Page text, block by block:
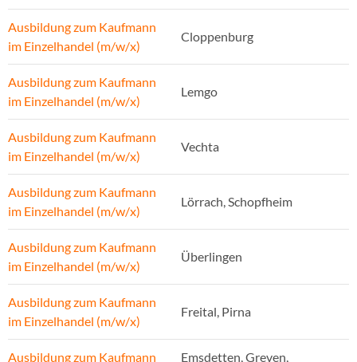
Ausbildung zum Kaufmann
im Einzelhandel (m/w/x)
Cloppenburg
Ausbildung zum Kaufmann
im Einzelhandel (m/w/x)
Lemgo
Ausbildung zum Kaufmann
im Einzelhandel (m/w/x)
Vechta
Ausbildung zum Kaufmann
im Einzelhandel (m/w/x)
Lörrach, Schopfheim
Ausbildung zum Kaufmann
im Einzelhandel (m/w/x)
Überlingen
Ausbildung zum Kaufmann
im Einzelhandel (m/w/x)
Freital, Pirna
Ausbildung zum Kaufmann
Emsdetten, Greven,